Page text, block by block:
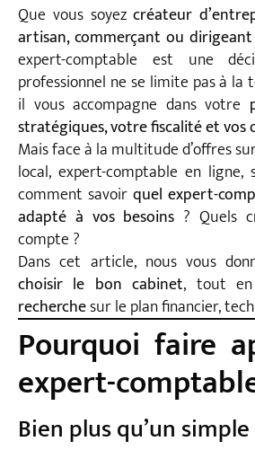
Que vous soyezcréateur
artisan, commerçant ou dirigeant
expert-comptable est une
professionnel ne se limite pas à la
il vous accompagne dans votre
stratégiques, votre fiscalité et vos
Mais face à la multitude d’offres
local, expert-comptable en ligne,
comment savoir quel expert-
adapté à vos besoins ? Quels
compte ?
Dans cet article, nous vous
choisir le bon cabinet, tout en
recherchesur le plan financier,
Pourquoi faire
expert-
Bien plus qu’un